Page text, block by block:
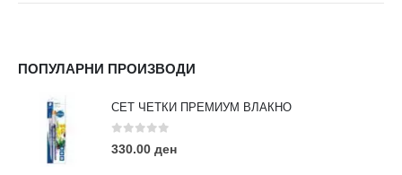
ПОПУЛАРНИ ПРОИЗВОДИ
СЕТ ЧЕТКИ ПРЕМИУМ ВЛАКНО
0 out of 5
330.00 ден